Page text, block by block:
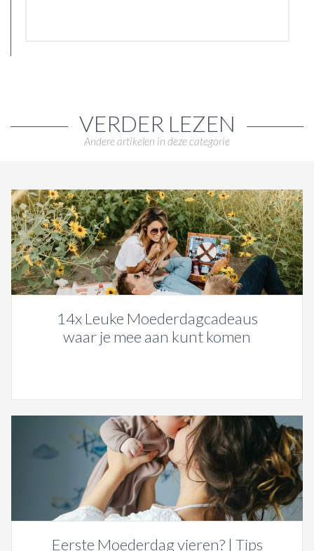
VERDER LEZEN
Andere artikelen in deze categorie
14x Leuke Moederdagcadeaus
waar je mee aan kunt komen
Eerste Moederdag vieren? | Tips